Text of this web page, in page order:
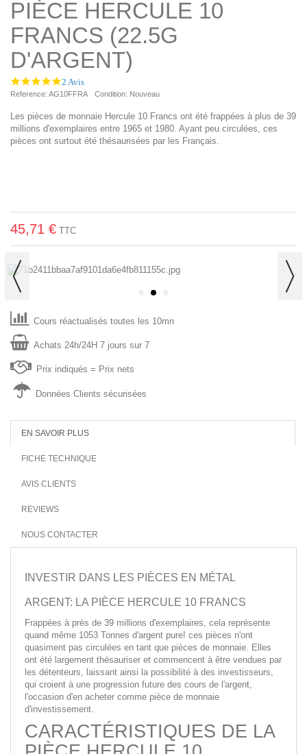
PIÈCE HERCULE 10
FRANCS (22.5G
D'ARGENT)
5.0
star
2 Avis
Reference: AG10FFRA Condition: Nouveau
Les pièces de monnaie Hercule 10 Francs ont été frappées à plus de 39
millions d'exemplaires entre 1965 et 1980. Ayant peu circulées, ces
pièces ont surtout été thésaurisées par les Français.
45,71 € TTC
Cours réactualisés toutes les 10mn
Achats 24h/24H 7 jours sur 7
Prix indiqués = Prix nets
Données Clients sécurisées
EN SAVOIR PLUS
FICHE TECHNIQUE
AVIS CLIENTS
REVIEWS
NOUS CONTACTER
INVESTIR DANS LES PIÈCES EN MÉTAL
ARGENT: LA PIÈCE HERCULE 10 FRANCS
Frappées à près de 39 millions d'exemplaires, cela représente
quand même 1053 Tonnes d'argent pure! ces pièces n'ont
quasiment pas circulées en tant que pièces de monnaie. Elles
ont été largement thésauriser et commencent à être vendues par
les détenteurs, laissant ainsi la possibilité à des investisseurs,
qui croient à une progression future des cours de l'argent,
l'occasion d'en acheter comme pièce de monnaie
d'investissement.
CARACTÉRISTIQUES DE LA